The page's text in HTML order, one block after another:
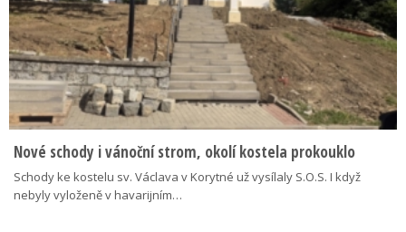
Nové schody i vánoční strom, okolí kostela prokouklo
Schody ke kostelu sv. Václava v Korytné už vysílaly S.O.S. I když
nebyly vyloženě v havarijním…